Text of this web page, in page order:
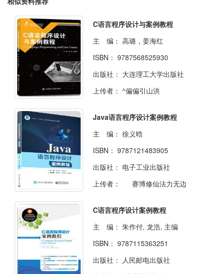
C语言程序设计与案例教程
主 编： 高璐，姜海红
ISBN： 9787568525930
出版社： 大连理工大学出版社
上传者： ^偏偏引山洪
Java语言程序设计案例教程
主 编： 徐义晗
ISBN： 9787121483905
出版社： 电子工业出版社
上传者：
赛博修仙法力无边
C语言程序设计案例教程
主 编： 朱作付, 龙浩, 主编
ISBN： 9787115363251
出版社： 人民邮电出版社